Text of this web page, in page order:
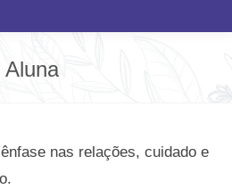
Aluna
nas relações, cuidado e